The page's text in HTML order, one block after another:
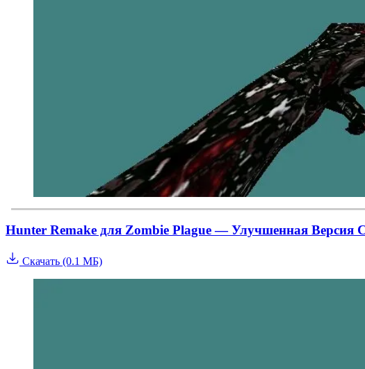
Hunter Remake для Zombie Plague — Улучшенная Версия
Скачать (0.1 МБ)